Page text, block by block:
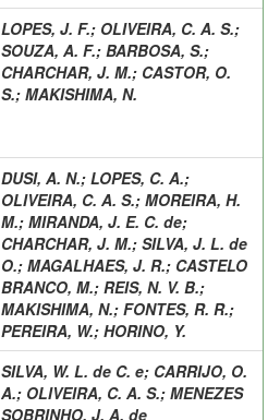
LOPES, J. F.; OLIVEIRA, C. A. S.;
SOUZA, A. F.; BARBOSA, S.;
CHARCHAR, J. M.; CASTOR, O.
S.; MAKISHIMA, N.
DUSI, A. N.; LOPES, C. A.;
OLIVEIRA, C. A. S.; MOREIRA, H.
M.; MIRANDA, J. E. C. de;
CHARCHAR, J. M.; SILVA, J. L. de
O.; MAGALHAES, J. R.; CASTELO
BRANCO, M.; REIS, N. V. B.;
MAKISHIMA, N.; FONTES, R. R.;
PEREIRA, W.; HORINO, Y.
SILVA, W. L. de C. e; CARRIJO, O.
A.; OLIVEIRA, C. A. S.; MENEZES
SOBRINHO, J. A. de